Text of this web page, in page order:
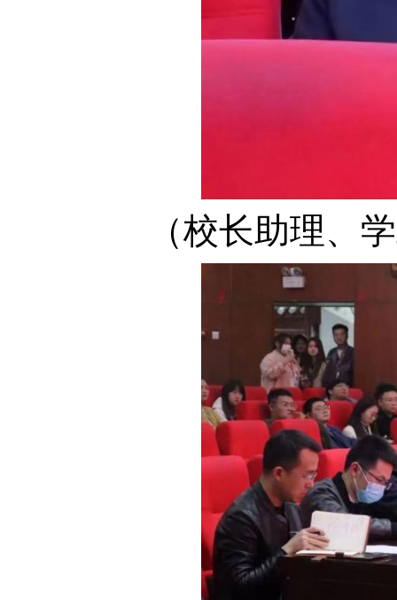
（校长助理、